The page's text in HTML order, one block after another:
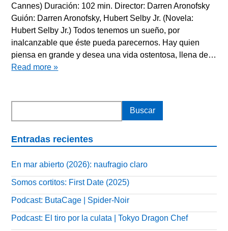
Cannes) Duración: 102 min. Director: Darren Aronofsky
Guión: Darren Aronofsky, Hubert Selby Jr. (Novela:
Hubert Selby Jr.) Todos tenemos un sueño, por
inalcanzable que éste pueda parecernos. Hay quien
piensa en grande y desea una vida ostentosa, llena de…
Read more »
Entradas recientes
En mar abierto (2026): naufragio claro
Somos cortitos: First Date (2025)
Podcast: ButaCage | Spider-Noir
Podcast: El tiro por la culata | Tokyo Dragon Chef